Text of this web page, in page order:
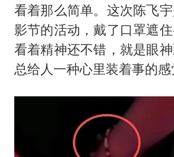
看着那么简单。这次陈飞
影节的活动，戴了口罩遮
看着精神还不错，就是眼神
总给人一种心里装着事的感